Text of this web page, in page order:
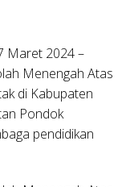
Maret 2024–
Menengah Atas
di Kabupaten
Pondok
pendidikan